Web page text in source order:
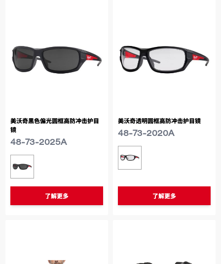
美沃奇黑色偏光圆框高防冲击护目
镜
48-73-2025A
类似型号
48-73-2025A
了解更多
美沃奇透明圆框高防冲击护目镜
48-73-2020A
类似型号
48-73-2020A
了解更多